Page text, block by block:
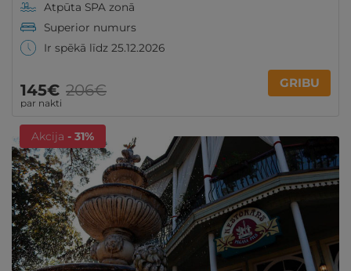
Atpūta SPA zonā
Superior numurs
Ir spēkā līdz 25.12.2026
145€
par nakti
206€ GRIBU
Akcija - 31%